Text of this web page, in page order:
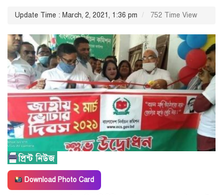
Update Time : March, 2, 2021, 1:36 pm 752 Time View
Download Photo Card